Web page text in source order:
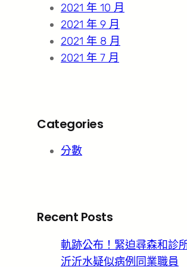
2021 年 10 月
2021 年 9 月
2021 年 8 月
2021 年 7 月
Categories
分數
Recent Posts
軌跡公布！緊迫尋森和診
沂沂水疑似病例同業職員